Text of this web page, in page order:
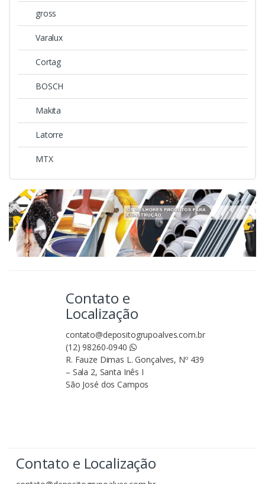
gross
Varalux
Cortag
BOSCH
Makita
Latorre
MTX
Contato e
Localização
contato@depositogrupoalves.com.br
(12) 98260-0940
R. Fauze Dimas L. Gonçalves, Nº 439
– Sala 2, Santa Inês I
São José dos Campos
Contato e Localização